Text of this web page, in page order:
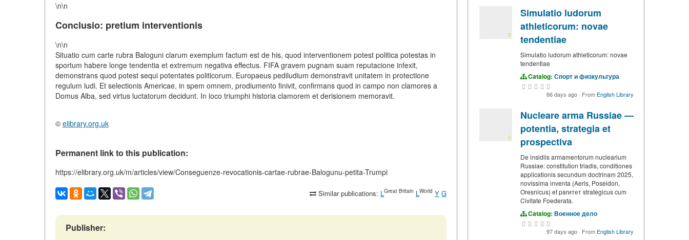
\n\n
Conclusio: pretium interventionis
\n\n
Situatio cum carte rubra Baloguni clarum exemplum factum est de his, quod interventionem potest politica potestas in
sportum habere longe tendentia et extremum negativa effectus. FIFA gravem pugnam suam reputacione infexit,
demonstrans quod potest sequi potentates politicorum. Europaeus pediludium demonstravit unitatem in protectione
regulum ludi. Et selectionis Americae, in spem omnem, prodiumento finivit, confirmans quod in campo non clamores a
Domus Alba, sed virtus luctatorum decidunt. In loco triumphi historia clamorem et derisionem memoravit.
© elibrary.org.uk
Permanent link to this publication:
https://elibrary.org.uk/m/articles/view/Conseguenze-revocationis-cartae-rubrae-Balogunu-petita-Trumpi
Similar publications: L Great Britain L World Y G
Publisher:
Simulatio ludorum
athleticorum: novae
tendentiae
Simulatio ludorum athleticorum: novae
tendentiae
Catalog: Спорт и физкультура
66 days ago · From English Library
Nucleare arma Russiae —
potentia, strategia et
prospectiva
De insidiis armamentorum nuclearium
Russiae: constitution triadis, conditiones
applicationis secundum doctrinam 2025,
novissima inventa (Aeris, Poseidon,
Oresnicus) et parитет strategicus cum
Civitate Foederata.
Catalog: Военное дело
97 days ago · From English Library